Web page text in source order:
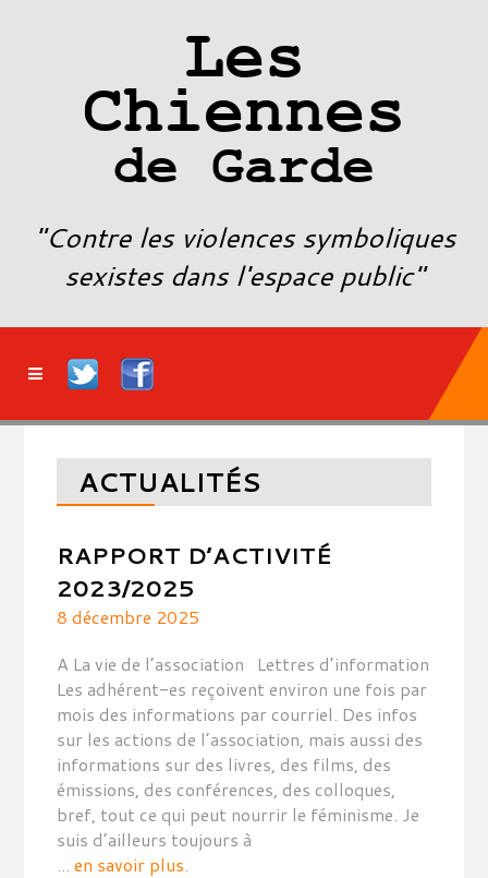
Les
Chiennes
de Garde
"Contre les violences symboliques
sexistes dans l'espace public"
ACTUALITÉS
RAPPORT D’ACTIVITÉ
2023/2025
8 décembre 2025
A La vie de l’association Lettres d’information
Les adhérent-es reçoivent environ une fois par
mois des informations par courriel. Des infos
sur les actions de l’association, mais aussi des
informations sur des livres, des films, des
émissions, des conférences, des colloques,
bref, tout ce qui peut nourrir le féminisme. Je
suis d’ailleurs toujours à
...en savoir plus.